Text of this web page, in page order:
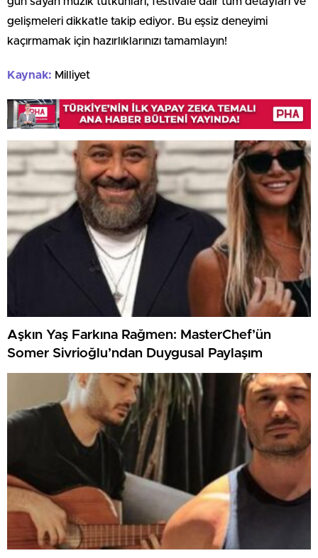
gelişmeleri dikkatle takip ediyor. Bu eşsiz deneyimi
kaçırmamak için hazırlıklarınızı tamamlayın!
Kaynak: Milliyet
Aşkın Yaş Farkına Rağmen: MasterChef’ün
Somer Sivrioğlu’ndan Duygusal Paylaşım